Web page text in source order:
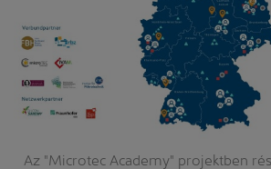
Az "Microtec Academy" projektben